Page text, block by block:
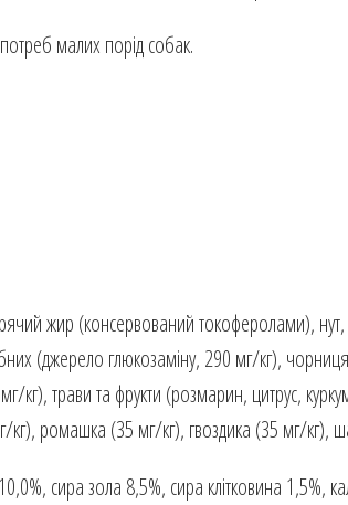
малих порід собак.
жир (консервований токоферолами),
(джерело глюкозаміну, 290 мг/кг),
трави та фрукти (розмарин, цитрус,
ромашка (35 мг/кг), гвоздика (35 мг/кг),
сира зола 8,5%, сира клітковина 1,5%,